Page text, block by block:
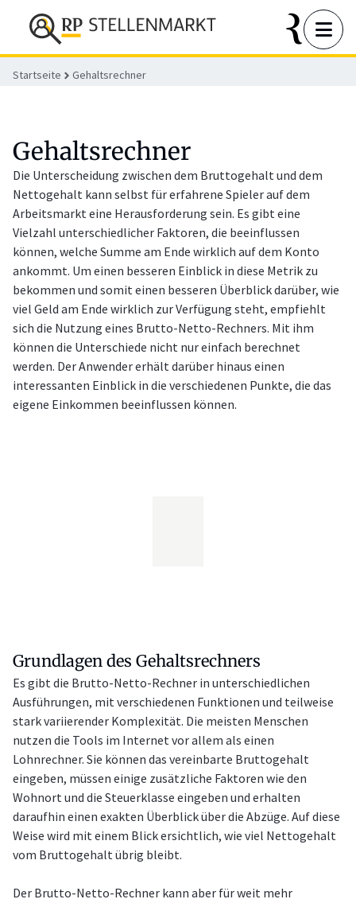
Startseite Gehaltsrechner
Gehaltsrechner
Die Unterscheidung zwischen dem Bruttogehalt und dem
Nettogehalt kann selbst für erfahrene Spieler auf dem
Arbeitsmarkt eine Herausforderung sein. Es gibt eine
Vielzahl unterschiedlicher Faktoren, die beeinflussen
können, welche Summe am Ende wirklich auf dem Konto
ankommt. Um einen besseren Einblick in diese Metrik zu
bekommen und somit einen besseren Überblick darüber, wie
viel Geld am Ende wirklich zur Verfügung steht, empfiehlt
sich die Nutzung eines Brutto-Netto-Rechners. Mit ihm
können die Unterschiede nicht nur einfach berechnet
werden. Der Anwender erhält darüber hinaus einen
interessanten Einblick in die verschiedenen Punkte, die das
eigene Einkommen beeinflussen können.
Grundlagen des Gehaltsrechners
Es gibt die Brutto-Netto-Rechner in unterschiedlichen
Ausführungen, mit verschiedenen Funktionen und teilweise
stark variierender Komplexität. Die meisten Menschen
nutzen die Tools im Internet vor allem als einen
Lohnrechner. Sie können das vereinbarte Bruttogehalt
eingeben, müssen einige zusätzliche Faktoren wie den
Wohnort und die Steuerklasse eingeben und erhalten
daraufhin einen exakten Überblick über die Abzüge. Auf diese
Weise wird mit einem Blick ersichtlich, wie viel Nettogehalt
vom Bruttogehalt übrig bleibt.
Der Brutto-Netto-Rechner kann aber für weit mehr